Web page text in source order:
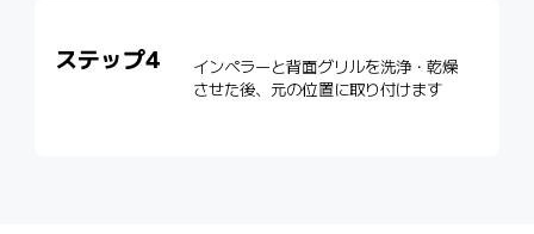
ステップ4
インペラーと背面グリルを洗浄・乾燥
させた後、元の位置に取り付けます